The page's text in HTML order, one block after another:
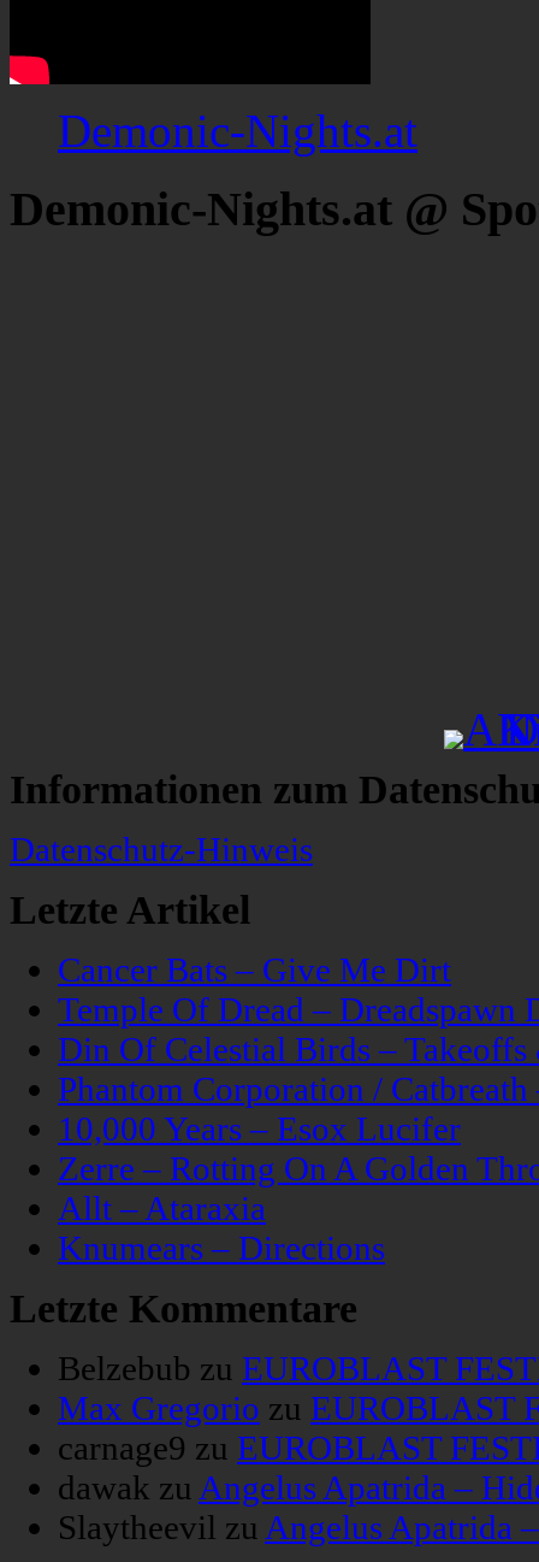
Demonic-Nights.at
Demonic-Nights.at @
Informationen zum
Datenschutz-Hinweis
Letzte Artikel
Cancer Bats – Give Me Dirt
Temple Of Dread – Dreadspawn
Din Of Celestial Birds –
Phantom Corporation /
10,000 Years – Esox Lucifer
Zerre – Rotting On A Golden
Allt – Ataraxia
Knumears – Directions
Letzte Kommentare
Belzebub zu EUROBLAST
Max Gregorio zu EUROBLAST
carnage9 zu EUROBLAST
dawak zu Angelus Apatrida –
Slaytheevil zu Angelus Apatrida